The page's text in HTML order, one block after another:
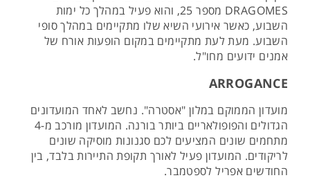
DRAGOMES מספר 25, והוא פעיל במהלך כל ימות
השבוע, כאשר אירועי השיא שלו מתקיימים במהלך סופי
השבוע. מעת לעת מתקיימים במקום הופעות אורח של
אמנים ידועים מחו"ל.
ARROGANCE
מועדון הממוקם במלון "אסטרה". נחשב לאחד המועדונים
הגדולים והפופולאריים ביותר בורנה. המועדון מורכב מ-4
מתחמים שונים המציעים לכם סגנונות מוסיקה שונים
לריקודים. המועדון פעיל לאורך תקופת התיירות בלבד, בין
החודשים אפריל לספטמבר.